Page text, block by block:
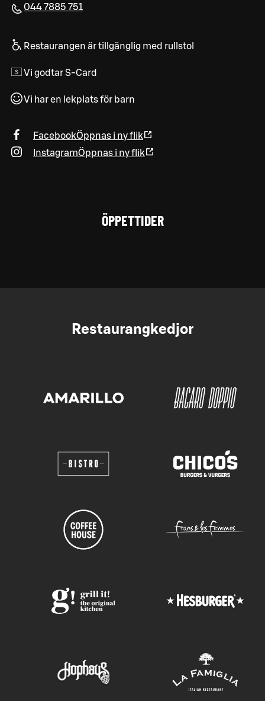
044 7885 751
Restaurangen är tillgänglig med rullstol
Vi godtar S-Card
Vi har en lekplats för barn
FacebookÖppnas i ny flik
InstagramÖppnas i ny flik
ÖPPETTIDER
Restaurangkedjor